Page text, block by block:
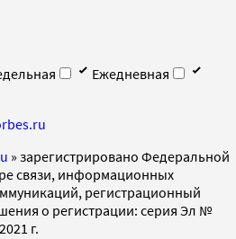
Ежедневная
» зарегистрировано Федеральной
связи, информационных
регистрационный
о регистрации: серия Эл №
г.